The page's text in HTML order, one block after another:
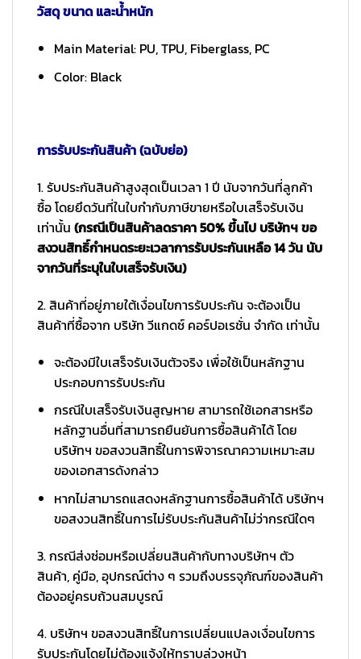
วัสดุ ขนาด และน้ำหนัก
Main Material: PU, TPU, Fiberglass, PC
Color: Black
การรับประกันสินค้า (ฉบับย่อ)
1. รับประกันสินค้าสูงสุดเป็นเวลา 1 ปี นับจากวันที่ลูกค้า
ซื้อ โดยยึดวันที่ในใบกำกับภาษีขายหรือใบเสร็จรับเงิน
เท่านั้น (กรณีเป็นสินค้าลดราคา 50% ขึ้นไป บริษัทฯ ขอ
สงวนสิทธิ์กำหนดระยะเวลาการรับประกันเหลือ 14 วัน นับ
จากวันที่ระบุในใบเสร็จรับเงิน)
2. สินค้าที่อยู่ภายใต้เงื่อนไขการรับประกัน จะต้องเป็น
สินค้าที่ซื้อจาก บริษัท วีแกดซ์ คอร์ปอเรชั่น จำกัด เท่านั้น
จะต้องมีใบเสร็จรับเงินตัวจริง เพื่อใช้เป็นหลักฐาน
ประกอบการรับประกัน
กรณีใบเสร็จรับเงินสูญหาย สามารถใช้เอกสารหรือ
หลักฐานอื่นที่สามารถยืนยันการซื้อสินค้าได้ โดย
บริษัทฯ ขอสงวนสิทธิ์ในการพิจารณาความเหมาะสม
ของเอกสารดังกล่าว
หากไม่สามารถแสดงหลักฐานการซื้อสินค้าได้ บริษัทฯ
ขอสงวนสิทธิ์ในการไม่รับประกันสินค้าไม่ว่ากรณีใดๆ
3. กรณีส่งซ่อมหรือเปลี่ยนสินค้ากับทางบริษัทฯ ตัว
สินค้า, คู่มือ, อุปกรณ์ต่าง ๆ รวมถึงบรรจุภัณฑ์ของสินค้า
ต้องอยู่ครบถ้วนสมบูรณ์
4. บริษัทฯ ขอสงวนสิทธิ์ในการเปลี่ยนแปลงเงื่อนไขการ
รับประกันโดยไม่ต้องแจ้งให้ทราบล่วงหน้า